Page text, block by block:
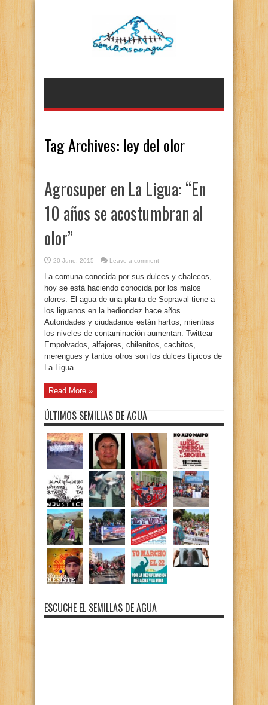
Tag Archives: ley del olor
Agrosuper en La Ligua: “En
10 años se acostumbran al
olor”
20 June, 2015 Leave a comment
La comuna conocida por sus dulces y chalecos,
hoy se está haciendo conocida por los malos
olores. El agua de una planta de Sopraval tiene a
los liguanos en la hediondez hace años.
Autoridades y ciudadanos están hartos, mientras
los niveles de contaminación aumentan. Twittear
Empolvados, alfajores, chilenitos, cachitos,
merengues y tantos otros son los dulces típicos de
La Ligua ...
Read More »
ÚLTIMOS SEMILLAS DE AGUA
ESCUCHE EL SEMILLAS DE AGUA